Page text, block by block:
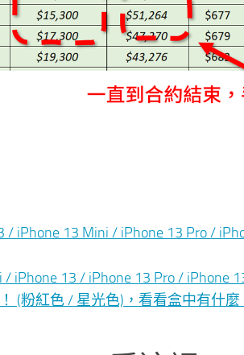
/ iPhone 13 Mini / iPhone 13 Pro /
iPhone 13 / iPhone 13 Pro / iPhone
(粉紅色 / 星光色)，看看盒中有什麼